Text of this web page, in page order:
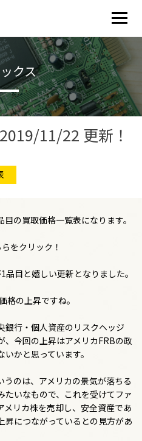
クス
11/22 更新！
の買取価格一覧表になります。
をクリック！
目と嬉しい更新となりました。
格の上昇ですね。
銀行・個人資産のリスクヘッジ
、今回の上昇はアメリカFRBの政
かと思っています。
のは、アメリカの景気が落ちる
いなもので、これを受けてファ
メリカ株を売却し、安全資産であ
昇につながっているとの見方があ